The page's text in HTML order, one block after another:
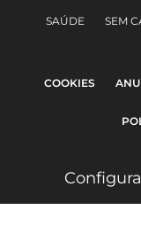
SAÚDE SEM
COOKIES